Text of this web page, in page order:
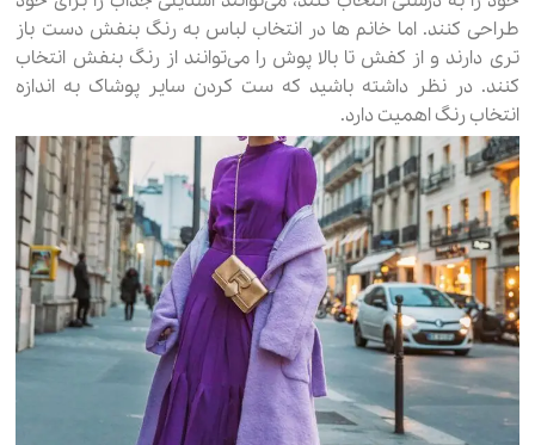
طراحی کنند. اما خانم ها در انتخاب لباس به رنگ بنفش دست باز
تری دارند و از کفش تا بالا پوش را می‌توانند از رنگ بنفش انتخاب
کنند. در نظر داشته باشید که ست کردن سایر پوشاک به اندازه
انتخاب رنگ اهمیت دارد.